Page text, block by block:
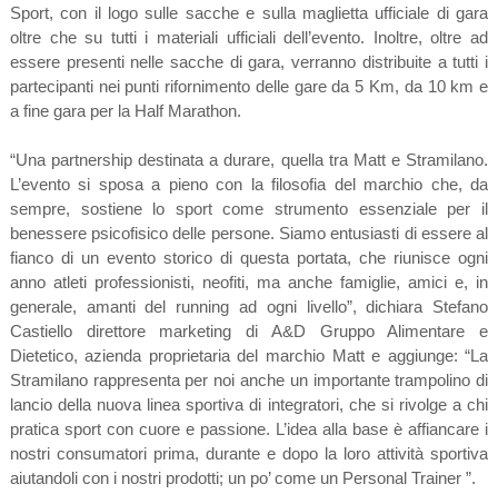
Sport, con il logo sulle sacche e sulla maglietta ufficiale di gara
oltre che su tutti i materiali ufficiali dell’evento. Inoltre, oltre ad
essere presenti nelle sacche di gara, verranno distribuite a tutti i
partecipanti nei punti rifornimento delle gare da 5 Km, da 10 km e
a fine gara per la Half Marathon.
“Una partnership destinata a durare, quella tra Matt e Stramilano.
L’evento si sposa a pieno con la filosofia del marchio che, da
sempre, sostiene lo sport come strumento essenziale per il
benessere psicofisico delle persone. Siamo entusiasti di essere al
fianco di un evento storico di questa portata, che riunisce ogni
anno atleti professionisti, neofiti, ma anche famiglie, amici e, in
generale, amanti del running ad ogni livello”, dichiara Stefano
Castiello direttore marketing di A&D Gruppo Alimentare e
Dietetico, azienda proprietaria del marchio Matt e aggiunge: “La
Stramilano rappresenta per noi anche un importante trampolino di
lancio della nuova linea sportiva di integratori, che si rivolge a chi
pratica sport con cuore e passione. L’idea alla base è affiancare i
nostri consumatori prima, durante e dopo la loro attività sportiva
aiutandoli con i nostri prodotti; un po’ come un Personal Trainer ”.